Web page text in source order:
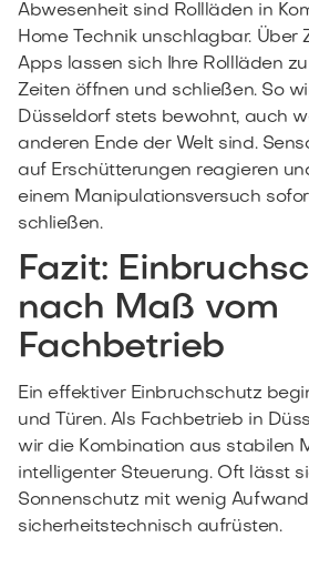
Abwesenheit sind Rollläden in
Home Technik unschlagbar. Über
Apps lassen sich Ihre Rollläden
Zeiten öffnen und schließen. So
Düsseldorf stets bewohnt, auch
anderen Ende der Welt sind.
auf Erschütterungen reagieren
einem Manipulationsversuch
schließen.
Fazit:
nach Maß vom
Fachbetrieb
Ein effektiver Einbruchschutz
und Türen. Als Fachbetrieb in
wir die Kombination aus stabilen
intelligenter Steuerung. Oft lässt
Sonnenschutz mit wenig Aufwand
sicherheitstechnisch aufrüsten.